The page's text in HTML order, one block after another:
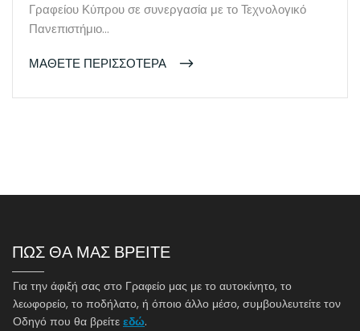
Γραφείου Κύπρου σε συνεργασία με το Τεχνολογικό
Πανεπιστήμιο…
ΜΑΘΕΤΕ ΠΕΡΙΣΣΟΤΕΡΑ
ΠΩΣ ΘΑ ΜΑΣ ΒΡΕΙΤΕ
Για την άφιξή σας στο Γραφείο μας με το αυτοκίνητο, το
λεωφορείο, το ποδήλατο, ή όποιο άλλο μέσο, συμβουλευτείτε τον
Οδηγό που θα βρείτε εδώ.